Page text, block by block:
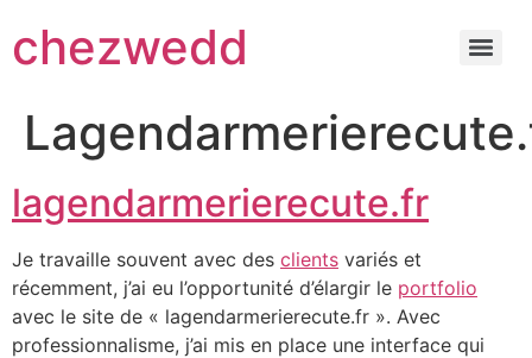
chezwedd
lagendarmerierecute.fr
Je travaille souvent avec des clients variés et
récemment, j’ai eu l’opportunité d’élargir le portfolio
avec le site de « lagendarmerierecute.fr ». Avec
professionnalisme, j’ai mis en place une interface qui